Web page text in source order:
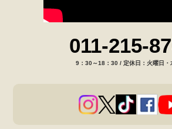
011-215-
9：30～18：30 / 定休日：火曜日・